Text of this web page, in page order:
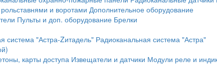
и воротами Дополнительное оборудование
Пульты и доп. оборудование Брелки
система "Астра-Zитадель" Радиоканальная система "Астра"
карты доступа Извещатели и датчики Модули реле и